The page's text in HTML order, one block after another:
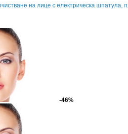
на лице с електрическа шпатула,
-46%